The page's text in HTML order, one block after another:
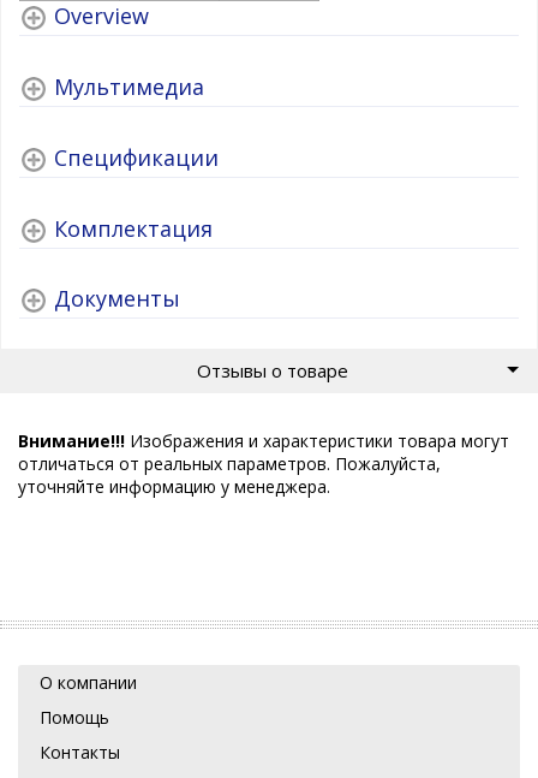
Overview
Мультимедиа
Спецификации
Комплектация
Документы
Отзывы о товаре
Внимание!!! Изображения и характеристики товара могут
отличаться от реальных параметров. Пожалуйста,
уточняйте информацию у менеджера.
О компании
Помощь
Контакты